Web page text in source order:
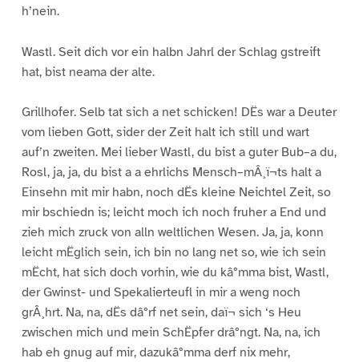
h’nein.
Wastl. Seit dich vor ein halbn Jahrl der Schlag gstreift
hat, bist neama der alte.
Grillhofer. Selb tat sich a net schicken! DËs war a Deuter
vom lieben Gott, sider der Zeit halt ich still und wart
auf’n zweiten. Mei lieber Wastl, du bist a guter Bub–a du,
Rosl, ja, ja, du bist a a ehrlichs Mensch–mÂ¸ï¬ts halt a
Einsehn mit mir habn, noch dËs kleine Neichtel Zeit, so
mir bschiedn is; leicht moch ich noch fruher a End und
zieh mich zruck von alln weltlichen Wesen. Ja, ja, konn
leicht mËglich sein, ich bin no lang net so, wie ich sein
mËcht, hat sich doch vorhin, wie du kâ°mma bist, Wastl,
der Gwinst- und Spekalierteufl in mir a weng noch
grÂ¸hrt. Na, na, dËs dâ°rf net sein, daï¬ sich ‘s Heu
zwischen mich und mein SchËpfer drâ°ngt. Na, na, ich
hab eh gnug auf mir, dazukâ°mma derf nix mehr,